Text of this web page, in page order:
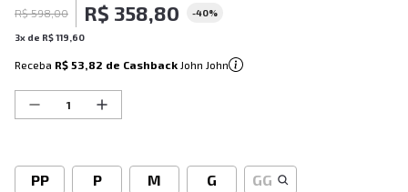
R$ 598,00 R$ 358,80 -40%
3x de R$119 60
Receba R$ 53,82 de Cashback John John
PP P M G GG